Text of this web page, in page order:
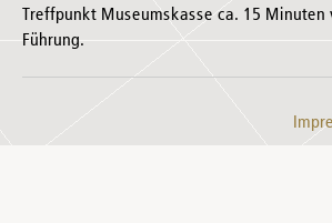
Treffpunkt Museumskasse ca. 15 Minuten
Führung.